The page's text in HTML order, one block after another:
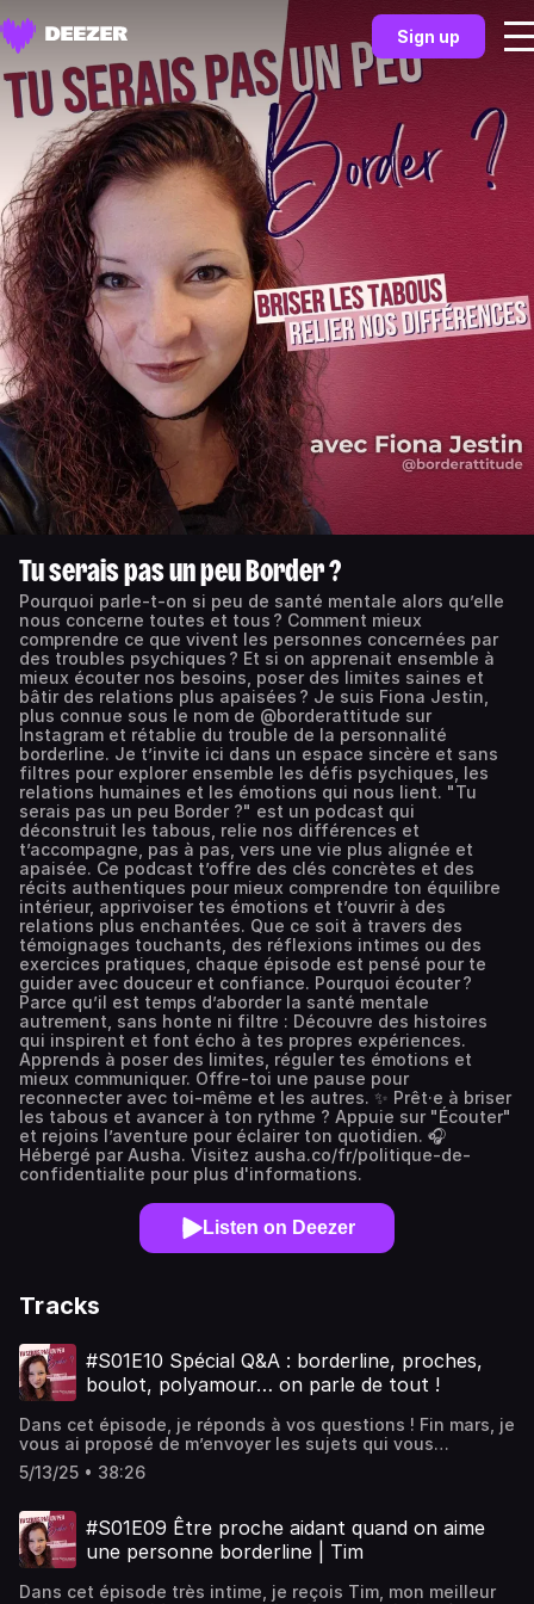
Sign up
Tu serais pas un peu Border ?
Pourquoi parle-t-on si peu de santé mentale alors qu’elle
nous concerne toutes et tous ? Comment mieux
comprendre ce que vivent les personnes concernées par
des troubles psychiques ? Et si on apprenait ensemble à
mieux écouter nos besoins, poser des limites saines et
bâtir des relations plus apaisées ? Je suis Fiona Jestin,
plus connue sous le nom de @borderattitude sur
Instagram et rétablie du trouble de la personnalité
borderline. Je t’invite ici dans un espace sincère et sans
filtres pour explorer ensemble les défis psychiques, les
relations humaines et les émotions qui nous lient. "Tu
serais pas un peu Border ?" est un podcast qui
déconstruit les tabous, relie nos différences et
t’accompagne, pas à pas, vers une vie plus alignée et
apaisée. Ce podcast t’offre des clés concrètes et des
récits authentiques pour mieux comprendre ton équilibre
intérieur, apprivoiser tes émotions et t’ouvrir à des
relations plus enchantées. Que ce soit à travers des
témoignages touchants, des réflexions intimes ou des
exercices pratiques, chaque épisode est pensé pour te
guider avec douceur et confiance. Pourquoi écouter ?
Parce qu’il est temps d’aborder la santé mentale
autrement, sans honte ni filtre : Découvre des histoires
qui inspirent et font écho à tes propres expériences.
Apprends à poser des limites, réguler tes émotions et
mieux communiquer. Offre-toi une pause pour
reconnecter avec toi-même et les autres. ✨ Prêt·e à briser
les tabous et avancer à ton rythme ? Appuie sur "Écouter"
et rejoins l’aventure pour éclairer ton quotidien. 🎧
Hébergé par Ausha. Visitez ausha.co/fr/politique-de-
confidentialite pour plus d'informations.
Listen on Deezer
Tracks
#S01E10 Spécial Q&A : borderline, proches,
boulot, polyamour… on parle de tout !
Dans cet épisode, je réponds à vos questions ! Fin mars, je
vous ai proposé de m’envoyer les sujets qui vous
questionnent en lien avec le trouble borderline.
Aujourd’hui, je prends le micro pour y répondre en toute
mon nom, depuis mon vécu personnel, mon parcours de
rétablissement, ce que j’ai appris en thérapie, en groupes
de parole, et dans mes accompagnements. Ce n’est pas
peu ce que tant d’entre nous vivent en silence.📌
5/13/25 • 38:26
#S01E09 Être proche aidant quand on aime
une personne borderline | Tim
Dans cet épisode très intime, je reçois Tim, mon meilleur